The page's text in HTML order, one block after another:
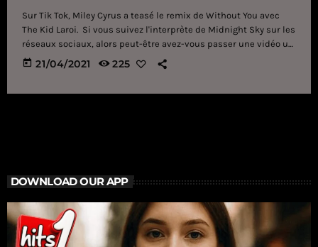
Sur Tik Tok, Miley Cyrus a teasé le remix de Without You avec
The Kid Laroi. Si vous suivez l'interprète de Midnight Sky sur les
réseaux sociaux, alors peut-être avez-vous passer une vidéo un
peu particulière : Miley Cyrus a choisi de teaser son remix
de Without You (avec The Kid Laroi) en compilant des titres
today 21/04/2021 225
DOWNLOAD OUR APP